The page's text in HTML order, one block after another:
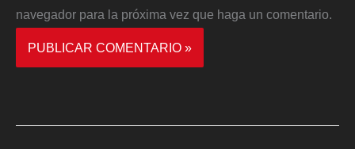
navegador para la próxima vez que haga un comentario.